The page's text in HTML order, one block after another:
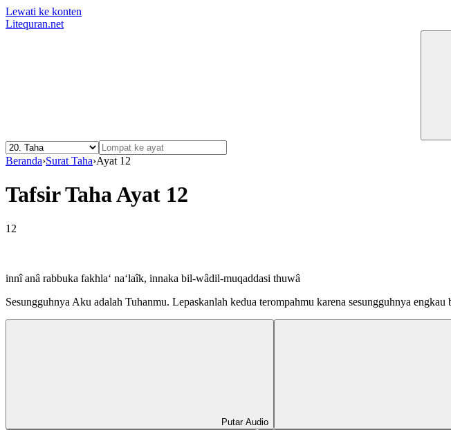
Lewati ke konten
Litequran.net
Beranda›Surat Taha›Ayat 12
Tafsir Taha Ayat 12
12
innî anâ rabbuka fakhla‘ na‘laîk, innaka bil-wâdil-muqaddasi thuwâ
Sesungguhnya Aku adalah Tuhanmu. Lepaskanlah kedua terompahmu karena sesungguhnya
Putar Audio